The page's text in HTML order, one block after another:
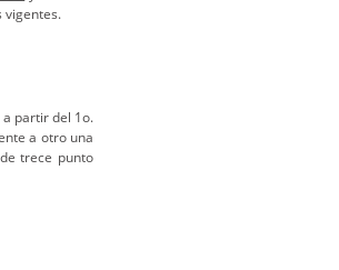
vigentes.
a partir del 1o.
a otro una
trece punto